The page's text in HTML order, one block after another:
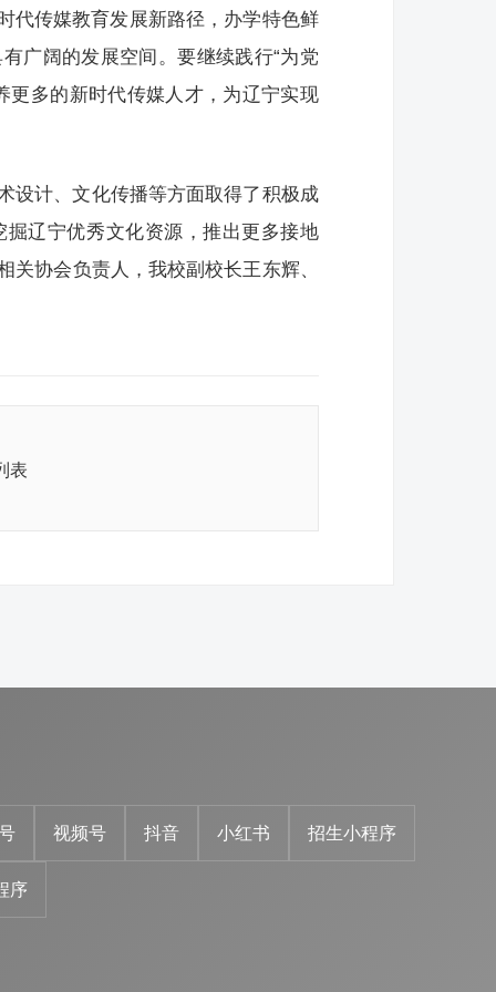
代传媒教育发展新路径，办学特色鲜
广阔的发展空间。要继续践行“为党
更多的新时代传媒人才，为辽宁实现
设计、文化传播等方面取得了积极成
辽宁优秀文化资源，推出更多接地
协会负责人，我校副校长王东辉、
表
视频号 抖音 小红书 招生小程序
序